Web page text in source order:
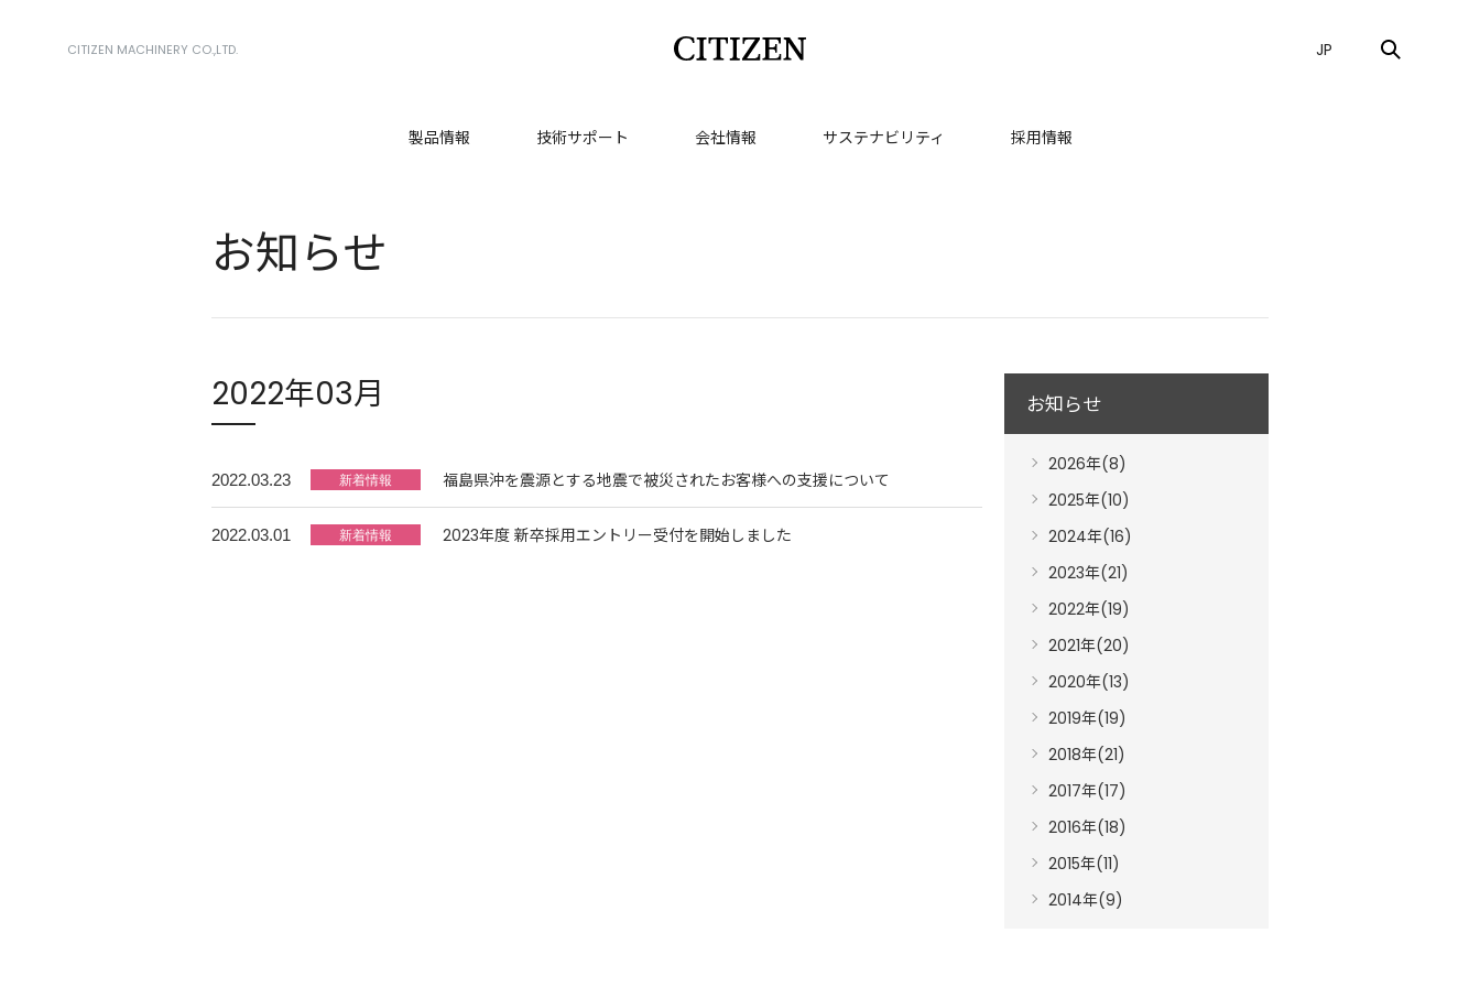
CITIZEN MACHINERY CO.,LTD. JP
製品情報 技術サポート 会社情報 サステナビリティ 採用情報
お知らせ
2022年03月
2022.03.23 福島県沖を震源とする地震で被災されたお客様への支援について
2022.03.01 2023年度 新卒採用エントリー受付を開始しました
お知らせ
2026年(8)
2025年(10)
2024年(16)
2023年(21)
2022年(19)
2021年(20)
2020年(13)
2019年(19)
2018年(21)
2017年(17)
2016年(18)
2015年(11)
2014年(9)